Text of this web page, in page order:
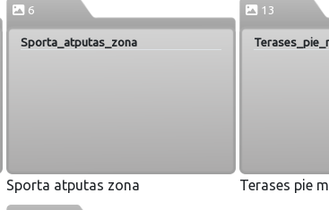
6
Sporta_atputas_zona
Sporta atputas zona
13
Terases pie